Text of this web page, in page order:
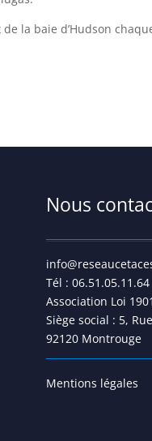
la baie d’Hudson
Nous
Tél : 06.51.05.11.64
Association Loi 1901
Siège social : 5,
92120 Montrouge
Mentions légales